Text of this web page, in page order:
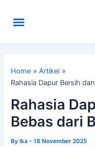
contentMenu
Home
Artikel
Rahasia Dapur Bersih
Rahasia
Bebas dari
ByIka-18 November 2025